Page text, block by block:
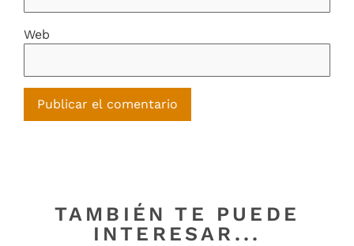
Web
TAMBIÉN TE PUEDE
INTERESAR...